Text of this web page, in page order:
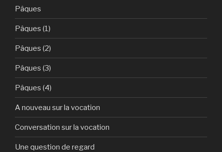
Pâques
Pâques (1)
Pâques (2)
Pâques (3)
Pâques (4)
A nouveau sur la vocation
Conversation sur la vocation
Une question de regard